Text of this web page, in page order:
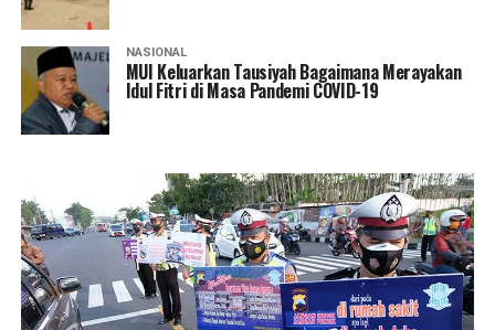
NASIONAL
MUI Keluarkan Tausiyah Bagaimana Merayakan
Idul Fitri di Masa Pandemi COVID-19